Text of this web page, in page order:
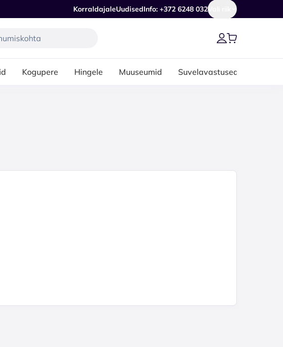
KorraldajaleUudisedInfo: +372 6248 032Vali riik
Kogupere Hingele Muuseumid Suvelavastused